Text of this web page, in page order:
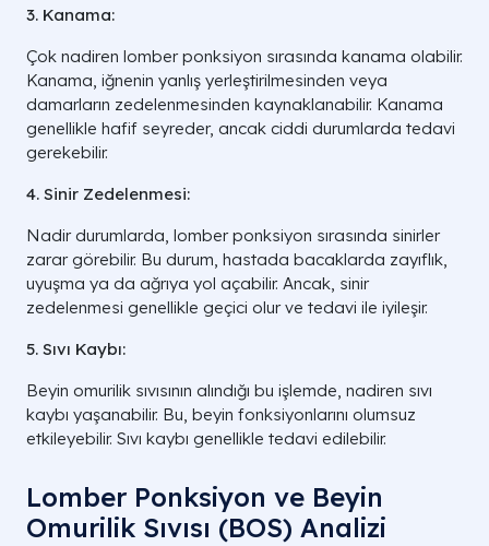
3. Kanama:
Çok nadiren lomber ponksiyon sırasında kanama olabilir.
Kanama, iğnenin yanlış yerleştirilmesinden veya
damarların zedelenmesinden kaynaklanabilir. Kanama
genellikle hafif seyreder, ancak ciddi durumlarda tedavi
gerekebilir.
4. Sinir Zedelenmesi:
Nadir durumlarda, lomber ponksiyon sırasında sinirler
zarar görebilir. Bu durum, hastada bacaklarda zayıflık,
uyuşma ya da ağrıya yol açabilir. Ancak, sinir
zedelenmesi genellikle geçici olur ve tedavi ile iyileşir.
5. Sıvı Kaybı:
Beyin omurilik sıvısının alındığı bu işlemde, nadiren sıvı
kaybı yaşanabilir. Bu, beyin fonksiyonlarını olumsuz
etkileyebilir. Sıvı kaybı genellikle tedavi edilebilir.
Lomber Ponksiyon ve Beyin
Omurilik Sıvısı (BOS) Analizi